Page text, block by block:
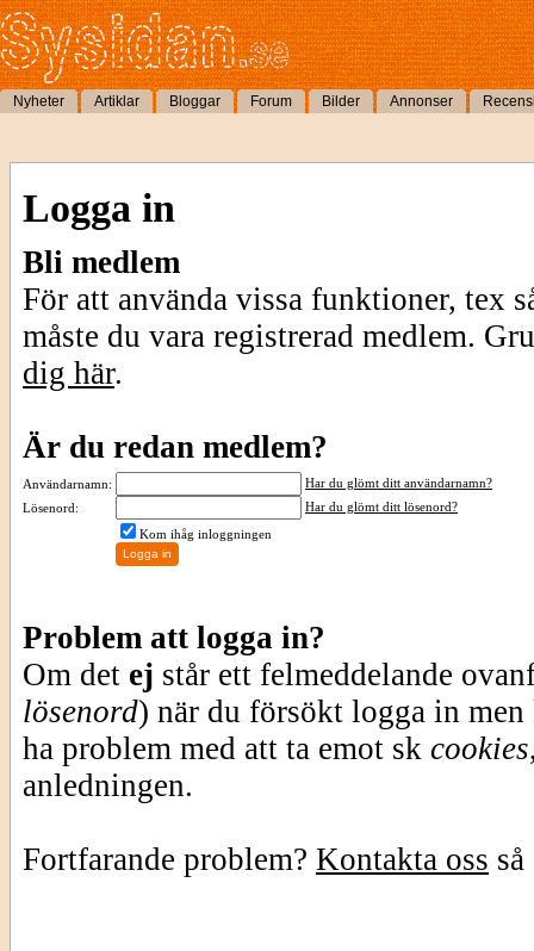
Nyheter Artiklar Bloggar Forum Bilder Annonser
Logga in
Bli medlem
För att använda vissa funktioner, tex
måste du vara registrerad medlem.
dig här.
Är du redan medlem?
Användarnamn:
Har du glömt ditt användarnamn?
Lösenord:
Har du glömt ditt lösenord?
Kom ihåg inloggningen
Problem att logga in?
Om det ej står ett felmeddelande
lösenord) när du försökt logga in
ha problem med att ta emot sk cookies
anledningen.
Fortfarande problem? Kontakta oss